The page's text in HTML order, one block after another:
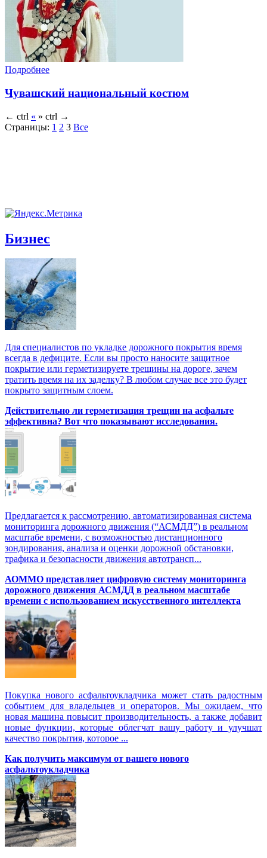
Подробнее
Чувашский национальный костюм
← ctrl « » ctrl →
Страницы: 1 2 3 Все
Бизнес
Для специалистов по укладке дорожного покрытия время
всегда в дефиците. Если вы просто наносите защитное
покрытие или герметизируете трещины на дороге, зачем
тратить время на их заделку? В любом случае все это будет
покрыто защитным слоем.
Действительно ли герметизация трещин на асфальте
эффективна? Вот что показывают исследования.
Предлагается к рассмотрению, автоматизированная система
мониторинга дорожного движения (“АСМДД”) в реальном
масштабе времени, с возможностью дистанционного
зондирования, анализа и оценки дорожной обстановки,
трафика и безопасности движения автотрансп...
АОММО представляет цифровую cистему мониторинга
дорожного движения АСМДД в реальном масштабе
времени с использованием искусственного интеллекта
Покупка нового асфальтоукладчика может стать радостным
событием для владельцев и операторов. Мы ожидаем, что
новая машина повысит производительность, а также добавит
новые функции, которые облегчат вашу работу и улучшат
качество покрытия, которое ...
Как получить максимум от вашего нового
асфальтоукладчика